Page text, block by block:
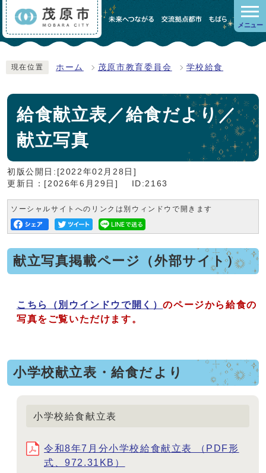
メニュー
現在位置 ホーム 茂原市教育委員会 学校給食
給食献立表／給食だより／
献立写真
初版公開日:[2022年02月28日]
更新日：[2026年6月29日]
ID:2163
ソーシャルサイトへのリンクは別ウィンドウで開きます
献立写真掲載ページ（外部サイト）
こちら （別ウインドウで開く）のページから給食の
写真をご覧いただけます。
小学校献立表・給食だより
小学校給食献立表
令和8年7月分小学校給食献立表 （PDF形
式、972.31KB）